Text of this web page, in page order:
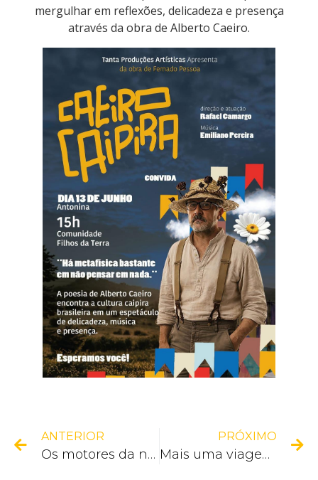
mergulhar em reflexões, delicadeza e presença
através da obra de Alberto Caeiro.
ANTERIOR
Os motores da nostalgia já estão ligados!
PRÓXIMO
Mais uma viagem do programa Paraná Mais Viagem saindo de Antonina!